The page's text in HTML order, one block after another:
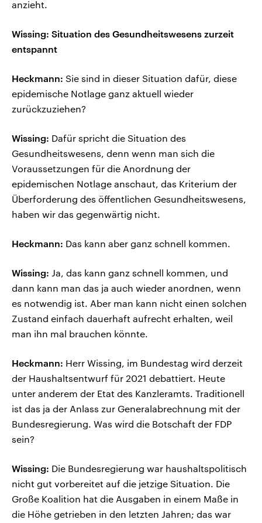
anzieht.
Wissing: Situation des Gesundheitswesens zurzeit
entspannt
Heckmann: Sie sind in dieser Situation dafür, diese
epidemische Notlage ganz aktuell wieder
zurückzuziehen?
Wissing: Dafür spricht die Situation des
Gesundheitswesens, denn wenn man sich die
Voraussetzungen für die Anordnung der
epidemischen Notlage anschaut, das Kriterium der
Überforderung des öffentlichen Gesundheitswesens,
haben wir das gegenwärtig nicht.
Heckmann: Das kann aber ganz schnell kommen.
Wissing: Ja, das kann ganz schnell kommen, und
dann kann man das ja auch wieder anordnen, wenn
es notwendig ist. Aber man kann nicht einen solchen
Zustand einfach dauerhaft aufrecht erhalten, weil
man ihn mal brauchen könnte.
Heckmann: Herr Wissing, im Bundestag wird derzeit
der Haushaltsentwurf für 2021 debattiert. Heute
unter anderem der Etat des Kanzleramts. Traditionell
ist das ja der Anlass zur Generalabrechnung mit der
Bundesregierung. Was wird die Botschaft der FDP
sein?
Wissing: Die Bundesregierung war haushaltspolitisch
nicht gut vorbereitet auf die jetzige Situation. Die
Große Koalition hat die Ausgaben in einem Maße in
die Höhe getrieben in den letzten Jahren; das war